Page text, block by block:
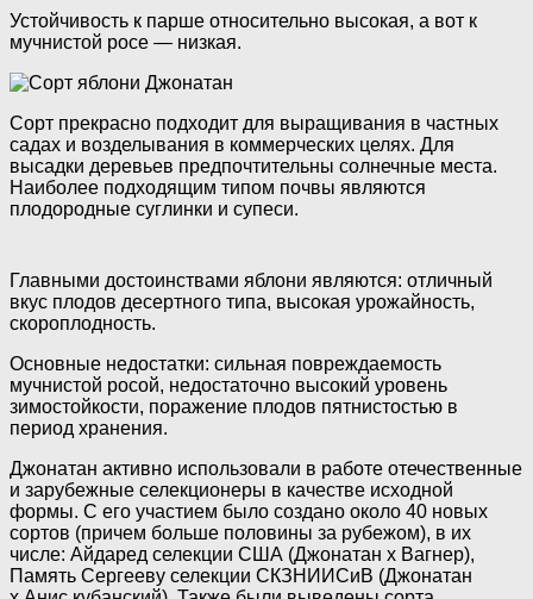
Устойчивость к парше относительно высокая, а вот к
мучнистой росе — низкая.
Сорт прекрасно подходит для выращивания в частных
садах и возделывания в коммерческих целях. Для
высадки деревьев предпочтительны солнечные места.
Наиболее подходящим типом почвы являются
плодородные суглинки и супеси.
Главными достоинствами яблони являются: отличный
вкус плодов десертного типа, высокая урожайность,
скороплодность.
Основные недостатки: сильная повреждаемость
мучнистой росой, недостаточно высокий уровень
зимостойкости, поражение плодов пятнистостью в
период хранения.
Джонатан активно использовали в работе отечественные
и зарубежные селекционеры в качестве исходной
формы. С его участием было создано около 40 новых
сортов (причем больше половины за рубежом), в их
числе: Айдаред селекции США (Джонатан x Вагнер),
Память Сергееву селекции СКЗНИИСиВ (Джонатан